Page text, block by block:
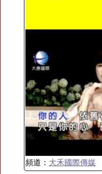
頻道： 大禾國際傳媒